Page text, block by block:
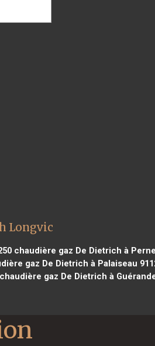
Longvic
chaudière gaz De Dietrich à
gaz De Dietrich à Palaiseau
gaz De Dietrich à